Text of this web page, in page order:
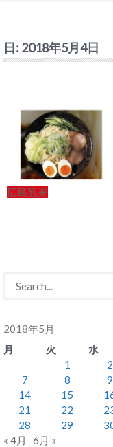
日: 2018年5月4日
広島観光
2018年5月
月
火 水
1
2
7
8 9
14
15
21
22
28
29
« 4月
6月 »